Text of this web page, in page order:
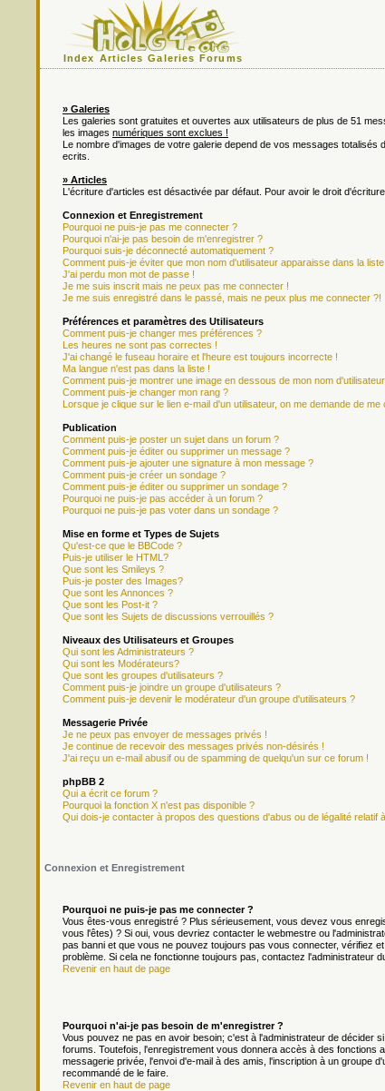
Index Articles Galeries Forums
» Galeries
Les galeries sont gratuites et ouvertes aux utilisateurs de plus de 51
les images numériques sont exclues !
Le nombre d'images de votre galerie depend de vos messages
ecrits.
» Articles
L'écriture d'articles est désactivée par défaut. Pour avoir le droit
Connexion et Enregistrement
Pourquoi ne puis-je pas me connecter ?
Pourquoi n'ai-je pas besoin de m'enregistrer ?
Pourquoi suis-je déconnecté automatiquement ?
Comment puis-je éviter que mon nom d'utilisateur apparaisse dans la
J'ai perdu mon mot de passe !
Je me suis inscrit mais ne peux pas me connecter !
Je me suis enregistré dans le passé, mais ne peux plus me connecter ?!
Préférences et paramètres des Utilisateurs
Comment puis-je changer mes préférences ?
Les heures ne sont pas correctes !
J'ai changé le fuseau horaire et l'heure est toujours incorrecte !
Ma langue n'est pas dans la liste !
Comment puis-je montrer une image en dessous de mon nom
Comment puis-je changer mon rang ?
Lorsque je clique sur le lien e-mail d'un utilisateur, on me demande de me
Publication
Comment puis-je poster un sujet dans un forum ?
Comment puis-je éditer ou supprimer un message ?
Comment puis-je ajouter une signature à mon message ?
Comment puis-je créer un sondage ?
Comment puis-je éditer ou supprimer un sondage ?
Pourquoi ne puis-je pas accéder à un forum ?
Pourquoi ne puis-je pas voter dans un sondage ?
Mise en forme et Types de Sujets
Qu'est-ce que le BBCode ?
Puis-je utiliser le HTML?
Que sont les Smileys ?
Puis-je poster des Images?
Que sont les Annonces ?
Que sont les Post-it ?
Que sont les Sujets de discussions verrouillés ?
Niveaux des Utilisateurs et Groupes
Qui sont les Administrateurs ?
Qui sont les Modérateurs?
Que sont les groupes d'utilisateurs ?
Comment puis-je joindre un groupe d'utilisateurs ?
Comment puis-je devenir le modérateur d'un groupe d'utilisateurs ?
Messagerie Privée
Je ne peux pas envoyer de messages privés !
Je continue de recevoir des messages privés non-désirés !
J'ai reçu un e-mail abusif ou de spamming de quelqu'un sur ce forum !
phpBB 2
Qui a écrit ce forum ?
Pourquoi la fonction X n'est pas disponible ?
Qui dois-je contacter à propos des questions d'abus ou de légalité relatif
Connexion et Enregistrement
Pourquoi ne puis-je pas me connecter ?
Vous êtes-vous enregistré ? Plus sérieusement, vous devez vous
vous l'êtes) ? Si oui, vous devriez contacter le webmestre ou
pas banni et que vous ne pouvez toujours pas vous connecter, vérifiez
problème. Si cela ne fonctionne toujours pas, contactez l'administrateur
Revenir en haut de page
Pourquoi n'ai-je pas besoin de m'enregistrer ?
Vous pouvez ne pas en avoir besoin; c'est à l'administrateur de
forums. Toutefois, l'enregistrement vous donnera accès à des fonctions
messagerie privée, l'envoi d'e-mail à des amis, l'inscription à un groupe
recommandé de le faire.
Revenir en haut de page